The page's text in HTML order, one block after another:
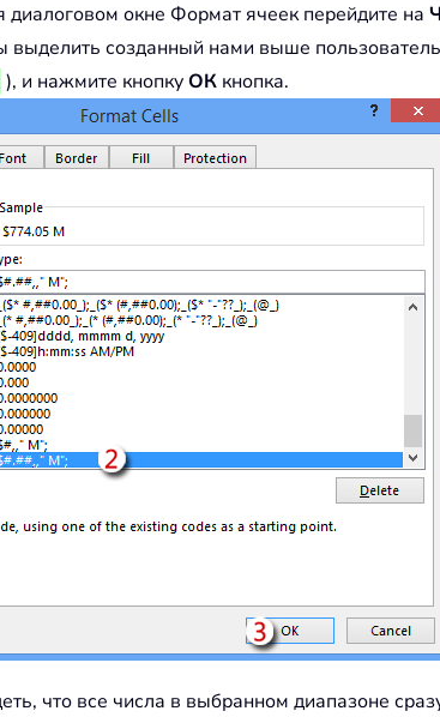
окне Формат ячеек перейдите на
выделить созданный нами выше
), и нажмите кнопкуОК кнопка.
что все числа в выбранном диапазоне